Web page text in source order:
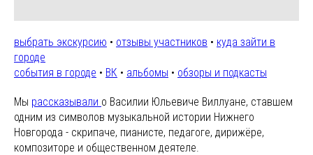
выбрать экскурсию • отзывы участников • куда зайти в
городе
события в городе • ВК • альбомы • обзоры и подкасты
Мы рассказывали о Василии Юльевиче Виллуане, ставшем
одним из символов музыкальной истории Нижнего
Новгорода - скрипаче, пианисте, педагоге, дирижёре,
композиторе и общественном деятеле.